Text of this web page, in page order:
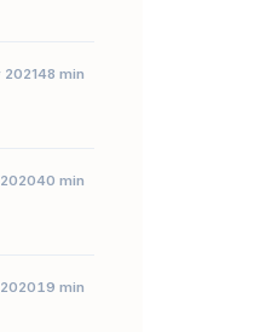
202148 min
40 min
19 min